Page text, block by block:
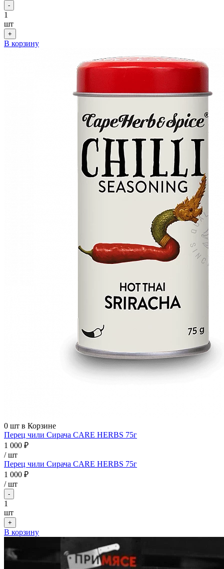
-
1
шт
+
В корзину
0 шт в Корзине
Перец чили Сирача CARE HERBS 75г
1 000 ₽
/ шт
Перец чили Сирача CARE HERBS 75г
1 000 ₽
/шт
-
1
шт
+
В корзину